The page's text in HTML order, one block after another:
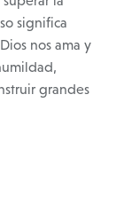
significa
nos ama y
grandes